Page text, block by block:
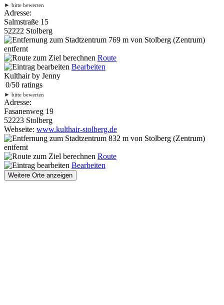
► bitte bewerten
Adresse:
Salmstraße 15
52222 Stolberg
769 m von Stolberg (Zentrum)
entfernt
Route
Bearbeiten
Kulthair by Jenny
0/50 ratings
► bitte bewerten
Adresse:
Fasanenweg 19
52223 Stolberg
Webseite: www.kulthair-stolberg.de
832 m von Stolberg (Zentrum)
entfernt
Route
Bearbeiten
Weitere Orte anzeigen